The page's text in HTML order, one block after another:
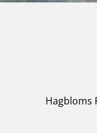
Hagbloms